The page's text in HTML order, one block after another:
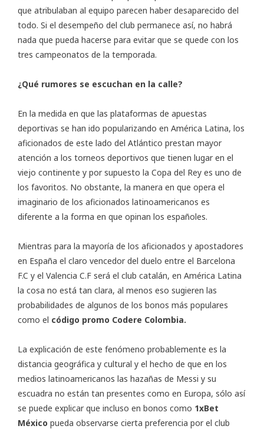
que atribulaban al equipo parecen haber desaparecido del
todo. Si el desempeño del club permanece así, no habrá
nada que pueda hacerse para evitar que se quede con los
tres campeonatos de la temporada.
¿Qué rumores se escuchan en la calle?
En la medida en que las plataformas de apuestas
deportivas se han ido popularizando en América Latina, los
aficionados de este lado del Atlántico prestan mayor
atención a los torneos deportivos que tienen lugar en el
viejo continente y por supuesto la Copa del Rey es uno de
los favoritos. No obstante, la manera en que opera el
imaginario de los aficionados latinoamericanos es
diferente a la forma en que opinan los españoles.
Mientras para la mayoría de los aficionados y apostadores
en España el claro vencedor del duelo entre el Barcelona
F.C y el Valencia C.F será el club catalán, en América Latina
la cosa no está tan clara, al menos eso sugieren las
probabilidades de algunos de los bonos más populares
como el código promo Codere Colombia.
La explicación de este fenómeno probablemente es la
distancia geográfica y cultural y el hecho de que en los
medios latinoamericanos las hazañas de Messi y su
escuadra no están tan presentes como en Europa, sólo así
se puede explicar que incluso en bonos como 1xBet
México pueda observarse cierta preferencia por el club